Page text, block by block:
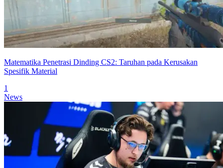
Matematika Penetrasi Dinding CS2: Taruhan pada Kerusakan
Spesifik Material
1
News